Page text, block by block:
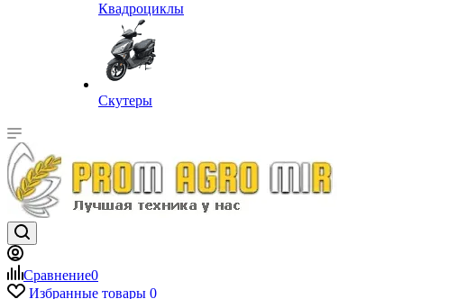
Квадроциклы
Скутеры
Сравнение0
Избранные товары 0